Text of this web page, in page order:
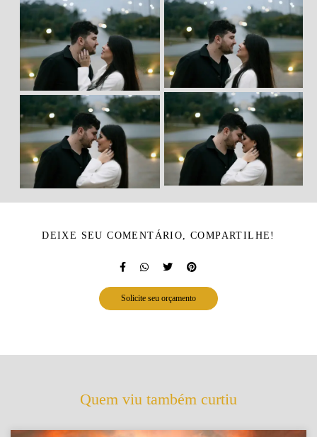
DEIXE SEU COMENTÁRIO, COMPARTILHE!
Solicite seu orçamento
Quem viu também curtiu